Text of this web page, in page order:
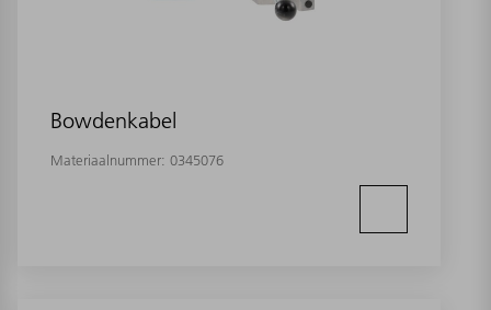
Bowdenkabel
Materiaalnummer: 0345076